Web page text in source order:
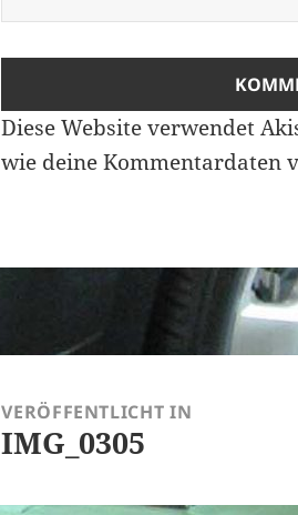
Diese Website verwendet
wie deine Kommentardaten
VERÖFFENTLICHT IN
IMG_0305